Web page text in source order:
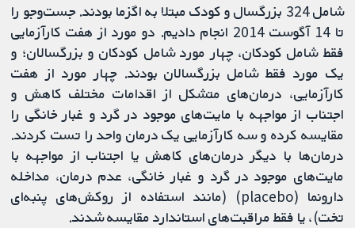
شامل 324 بزرگسال و کودک مبتلا به اگزما بودند. جست‌وجو را
تا 14 آگوست 2014 انجام دادیم. دو مورد از هفت کارآزمایی
فقط شامل کودکان، چهار مورد شامل کودکان و بزرگسالان؛ و
یک مورد فقط شامل بزرگسالان بودند. چهار مورد از هفت
کارآزمایی، درمان‌های متشکل از اقدامات مختلف کاهش و
اجتناب از مواجهه با مایت‌های موجود در گرد و غبار خانگی را
مقایسه کرده و سه کارآزمایی یک درمان واحد را تست کردند.
درمان‌ها با دیگر درمان‌های کاهش یا اجتناب از مواجهه با
مایت‌های موجود در گرد و غبار خانگی، عدم درمان، مداخله
دارونما (placebo) (مانند استفاده از روکش‌های پنبه‌ای
تخت)، یا فقط مراقبت‌های استاندارد مقایسه شدند.